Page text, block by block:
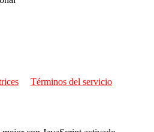
Términos del servicio